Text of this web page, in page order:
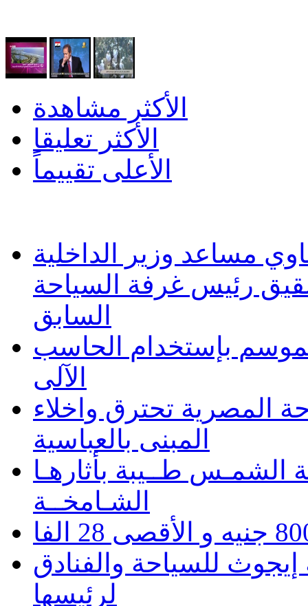
الأكثر مشاهدة
الأكثر تعليقا
الأعلى تقييماً
مساعد وزير الداخلية
رئيس غرفة السياحة
السابق
بإستخدام الحاسب
الآلى
المصرية تحترق واخلاء
المبنى بالعباسية
طــيبة بأثارهـا
الشـامخــة
للسياحة والفنادق
لرئيسها